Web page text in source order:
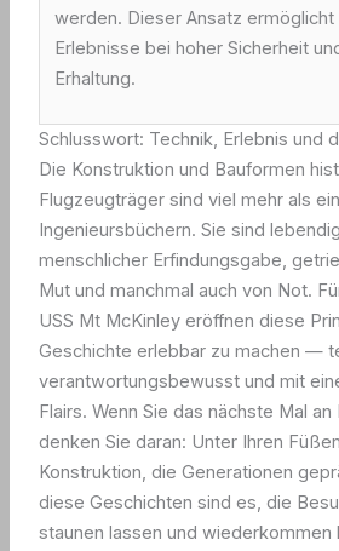
werden. Dieser Ansatz ermöglicht
Erlebnisse bei hoher Sicherheit
Erhaltung.
Schlusswort: Technik, Erlebnis und
Die Konstruktion und Bauformen
Flugzeugträger sind viel mehr als
Ingenieursbüchern. Sie sind
menschlicher Erfindungsgabe,
Mut und manchmal auch von Not.
USS Mt McKinley eröffnen diese
Geschichte erlebbar zu machen —
verantwortungsbewusst und mit
Flairs. Wenn Sie das nächste Mal
denken Sie daran: Unter Ihren
Konstruktion, die Generationen
diese Geschichten sind es, die
staunen lassen und wiederkommen